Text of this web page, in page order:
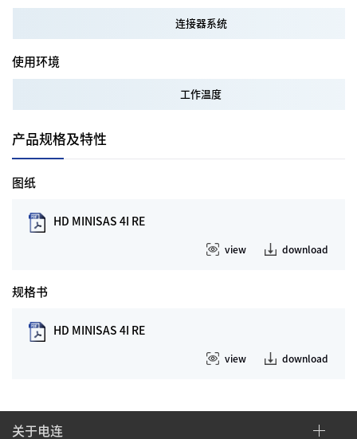
连接器系统
使用环境
工作温度
产品规格及特性
图纸
HD MINISAS 4I RE
view download
规格书
HD MINISAS 4I RE
view download
关于电连